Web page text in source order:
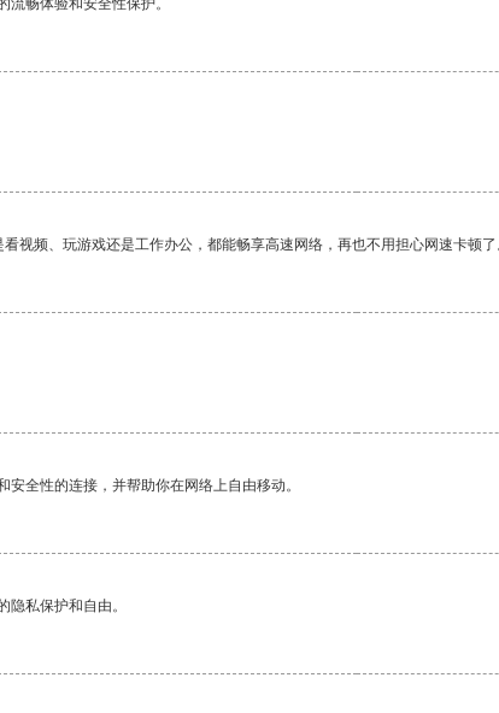
畅体验和安全性保护。
视频、玩游戏还是工作办公，都能畅享高速网络，再也不用担心网速卡顿
全性的连接，并帮助你在网络上自由移动。
私保护和自由。